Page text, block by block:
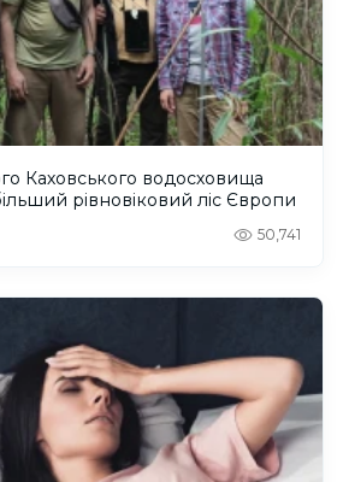
Каховського водосховища
рівновіковий ліс Європи
50,741